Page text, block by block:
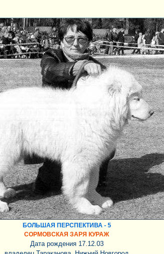
БОЛЬШАЯ ПЕРСПЕКТИВА - 5
СОРМОВСКАЯ ЗАРЯ КУРАЖ
Дата рождения 17.12.03